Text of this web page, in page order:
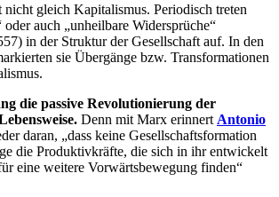
gleich Kapitalismus. Periodisch treten
oder auch „unheilbare Widersprüche“
in der Struktur der Gesellschaft auf. In den
sie Übergänge bzw. Transformationen
die passive Revolutionierung der
Denn mit Marx erinnert Antonio
daran, „dass keine Gesellschaftsformation
die Produktivkräfte, die sich in ihr entwickelt
eine weitere Vorwärtsbewegung finden“